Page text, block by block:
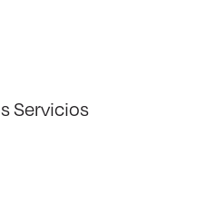
Servicios